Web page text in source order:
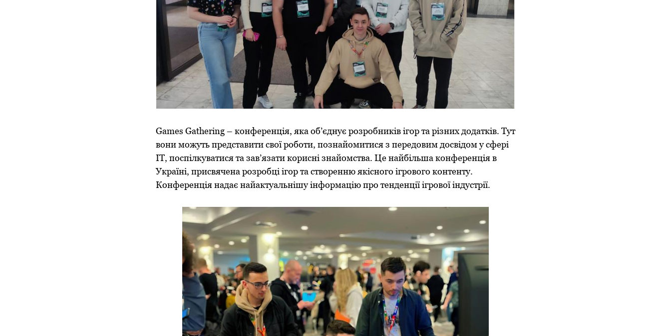
Games Gathering – конференція, яка об’єднує розробників ігор та різних додатків. Тут
вони можуть представити свої роботи, познайомитися з передовим досвідом у сфері
ІТ, поспілкуватися та зав’язати корисні знайомства. Це найбільша конференція в
Україні, присвячена розробці ігор та створенню якісного ігрового контенту.
Конференція надає найактуальнішу інформацію про тенденції ігрової індустрії.